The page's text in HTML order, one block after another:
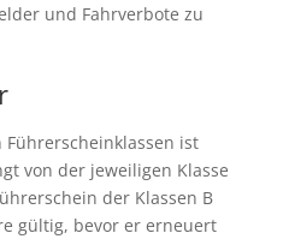
und Fahrverbote zu
ist
von der jeweiligen Klasse
der Klassen B
gültig, bevor er erneuert